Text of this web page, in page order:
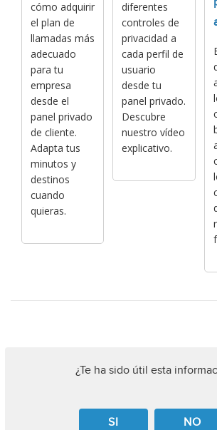
cómo adquirir
el plan de
llamadas más
adecuado
para tu
empresa
desde el
panel privado
de cliente.
Adapta tus
minutos y
destinos
cuando
quieras.
diferentes
controles de
privacidad a
cada perfil de
usuario
desde tu
panel privado.
Descubre
nuestro vídeo
explicativo.
¿Te ha sido útil esta
SI NO